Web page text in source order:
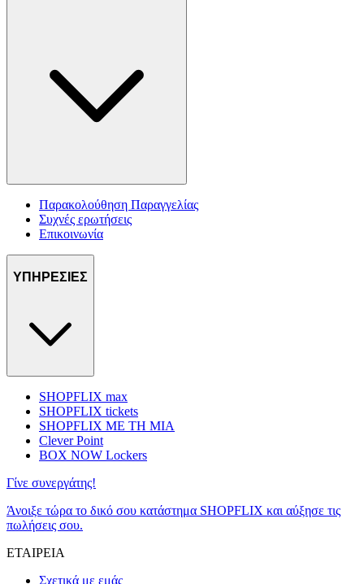
Παρακολούθηση Παραγγελίας
Συχνές ερωτήσεις
Επικοινωνία
ΥΠΗΡΕΣΙΕΣ
SHOPFLIX max
SHOPFLIX tickets
SHOPFLIX ΜΕ ΤΗ ΜΙΑ
Clever Point
BOX NOW Lockers
Γίνε συνεργάτης!
Άνοιξε τώρα το δικό σου κατάστημα SHOPFLIX και αύξησε τις
πωλήσεις σου.
ΕΤΑΙΡΕΙΑ
Σχετικά με εμάς